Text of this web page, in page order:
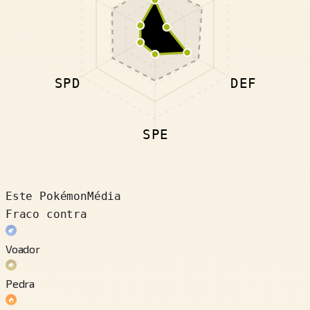
DEF
SPE
SPD
Este PokémonMédia
Fraco contra
Voador
Pedra